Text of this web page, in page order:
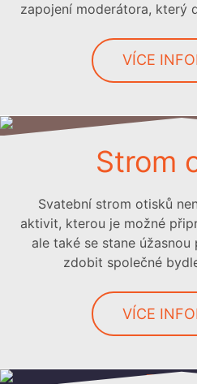
zapojení moderátora, který
VÍCE
Strom
Svatební strom otisků
aktivit, kterou je možné
ale také se stane
zdobit společné
VÍCE